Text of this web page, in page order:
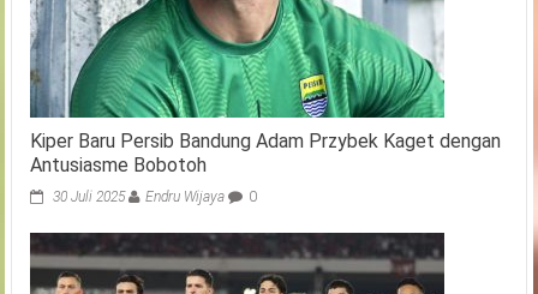
Kiper Baru Persib Bandung Adam Przybek Kaget dengan
Antusiasme Bobotoh
30 Juli 2025 Endru Wijaya 0